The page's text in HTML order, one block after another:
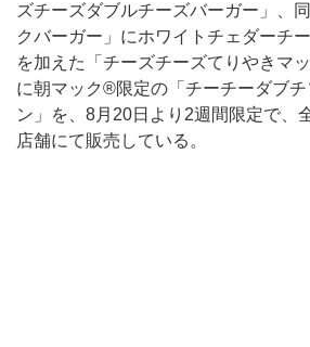
ズチーズダブルチーズバーガー」、
クバーガー」にホワイトチェダーチ
を加えた「チーズチーズてりやきマ
に朝マック®限定の「チーチーダブチ
ン」を、8月20日より2週間限定で、
店舗にて販売している。